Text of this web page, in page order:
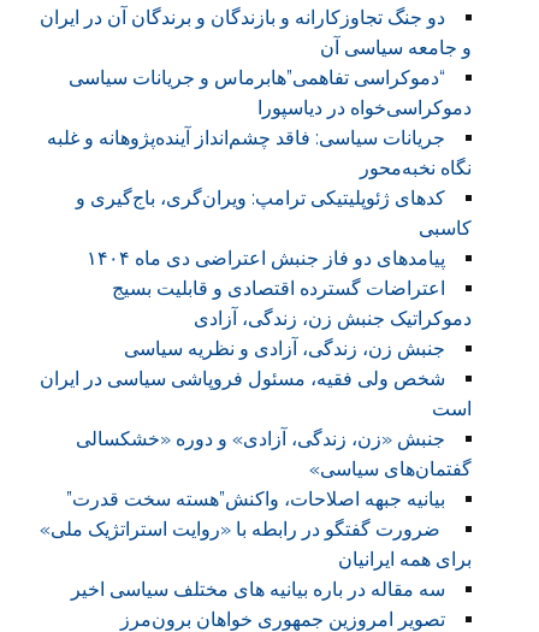
دو جنگ تجاوزکارانه و بازندگان و برندگان آن در ایران
و جامعه سیاسی آن
“دموکراسی تفاهمی”هابرماس و جریانات سیاسی
دموکراسی‌خواه در دیاسپورا
جریانات سیاسی: فاقد چشم‌انداز آینده‌پژوهانه و غلبه
نگاه نخبه‌محور
کدهای ژئوپلیتیکی ترامپ: ویران‌گری، باج‌گیری و
کاسبی
پیامدهای دو فاز جنبش اعتراضی دی ماه ۱۴۰۴
اعتراضات گسترده اقتصادی و قابلیت بسیج
دموکراتیک جنبش زن، زندگی، آزادی
جنبش زن، زندگی، آزادی و نظریه سیاسی
شخص ولی فقیه، مسئول فروپاشی سیاسی در ایران
است
جنبش «زن، زندگی، آزادی» و دوره «خشکسالی
گفتمان‌های سیاسی»
بیانیه جبهه اصلاحات، واکنش”هسته سخت قدرت”
ضرورت گفتگو در رابطه با «روایت استراتژیک ملی»
برای همه ایرانیان
سه مقاله در باره بیانیه های مختلف سیاسی اخیر
تصویر امروزین جمهوری خواهان برون‌مرز